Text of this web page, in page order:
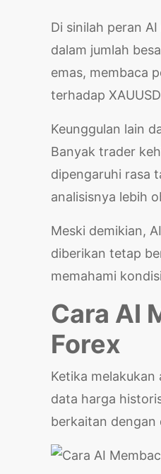
Di sinilah peran
dalam jumlah
emas, membaca
terhadap
Keunggulan lain
Banyak trader
dipengaruhi rasa
analisisnya lebih
Meski demikian,
diberikan tetap
memahami
Cara AI
Forex
Ketika melakukan
data harga
berkaitan dengan